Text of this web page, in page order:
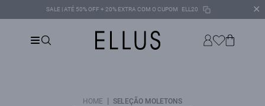
SALE | ATÉ 50% OFF + 20% EXTRA COM O CUPOM ELL20 ✕
HOME | SELEÇÃO MOLETONS